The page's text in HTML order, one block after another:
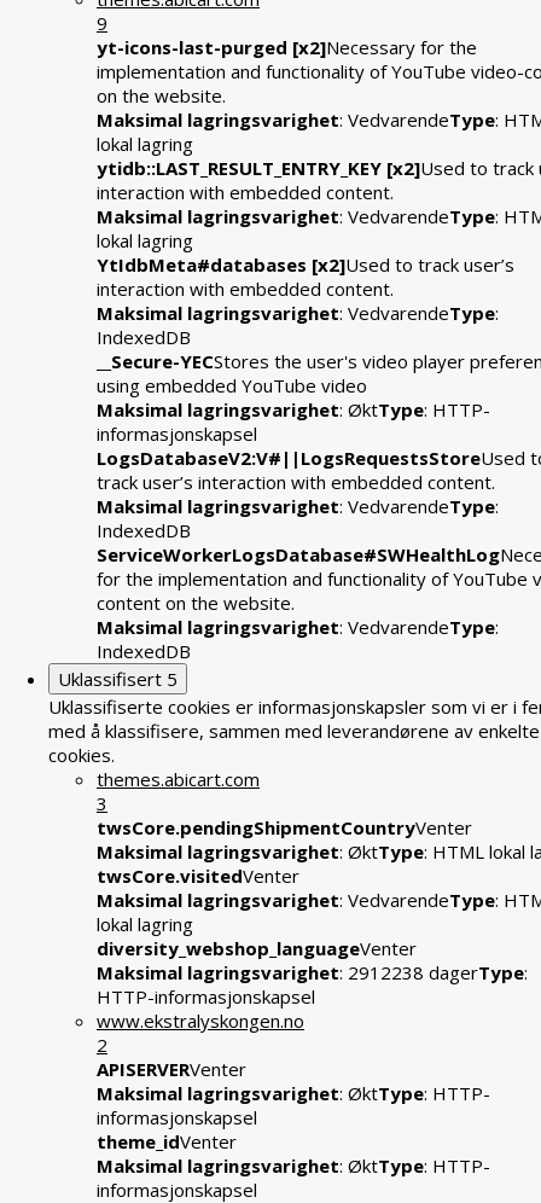
9
yt-icons-last-purged [x2]Necessary for the
implementation and functionality of YouTube video-
on the website.
Maksimal lagringsvarighet: VedvarendeType:
lokal lagring
ytidb::LAST_RESULT_ENTRY_KEY [x2]Used to track
interaction with embedded content.
Maksimal lagringsvarighet: VedvarendeType:
lokal lagring
YtIdbMeta#databases [x2]Used to track user’s
interaction with embedded content.
Maksimal lagringsvarighet: VedvarendeType:
IndexedDB
__Secure-YECStores the user's video player
using embedded YouTube video
Maksimal lagringsvarighet: ØktType: HTTP-
informasjonskapsel
LogsDatabaseV2:V#||LogsRequestsStoreUsed
track user’s interaction with embedded content.
Maksimal lagringsvarighet: VedvarendeType:
IndexedDB
ServiceWorkerLogsDatabase#SWHealthLog
for the implementation and functionality of YouTube
content on the website.
Maksimal lagringsvarighet: VedvarendeType:
IndexedDB
Uklassifisert 5
Uklassifiserte cookies er informasjonskapsler som vi er i
med å klassifisere, sammen med leverandørene av enkelte
cookies.
themes.abicart.com
3
twsCore.pendingShipmentCountryVenter
Maksimal lagringsvarighet: ØktType: HTML lokal
twsCore.visitedVenter
Maksimal lagringsvarighet: VedvarendeType:
lokal lagring
diversity_webshop_languageVenter
Maksimal lagringsvarighet: 2912238 dagerType:
HTTP-informasjonskapsel
www.ekstralyskongen.no
2
APISERVERVenter
Maksimal lagringsvarighet: ØktType: HTTP-
informasjonskapsel
theme_idVenter
Maksimal lagringsvarighet: ØktType: HTTP-
informasjonskapsel